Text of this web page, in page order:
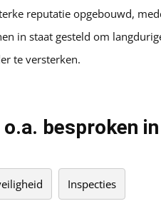
reputatie opgebouwd,
in staat gesteld om
te versterken.
besproken
Inspecties